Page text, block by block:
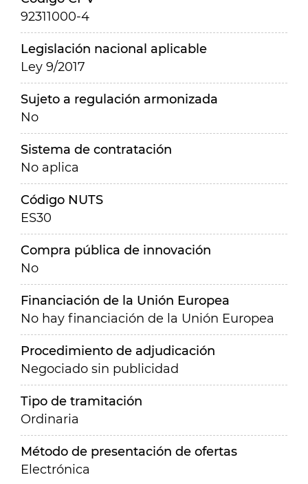
92311000-4
Legislación nacional aplicable
Ley 9/2017
Sujeto a regulación armonizada
No
Sistema de contratación
No aplica
Código NUTS
ES30
Compra pública de innovación
No
Financiación de la Unión Europea
No hay financiación de la Unión Europea
Procedimiento de adjudicación
Negociado sin publicidad
Tipo de tramitación
Ordinaria
Método de presentación de ofertas
Electrónica